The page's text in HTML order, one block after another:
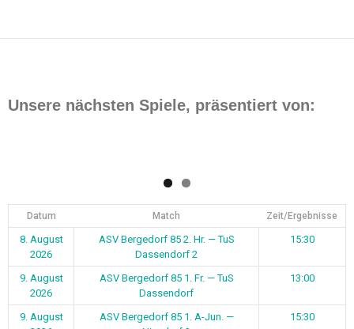
Unsere nächsten Spiele, präsentiert von:
Datum Match Zeit/Ergebnisse
8. August
2026
ASV Bergedorf 85 2. Hr. — TuS
Dassendorf 2
15:30
9. August
2026
ASV Bergedorf 85 1. Fr. — TuS
Dassendorf
13:00
9. August
ASV Bergedorf 85 1. A-Jun. —
15:30